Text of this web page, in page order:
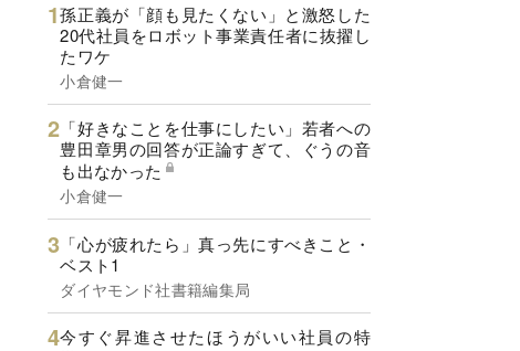
孫正義が「顔も見たくない」と激怒した
20代社員をロボット事業責任者に抜擢し
たワケ
小倉健一
「好きなことを仕事にしたい」若者への
豊田章男の回答が正論すぎて、ぐうの音
も出なかった
小倉健一
「心が疲れたら」真っ先にすべきこと・
ベスト1
ダイヤモンド社書籍編集局
今すぐ昇進させたほうがいい社員の特